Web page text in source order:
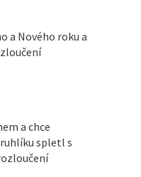
a Nového roku a
a chce
spletl s